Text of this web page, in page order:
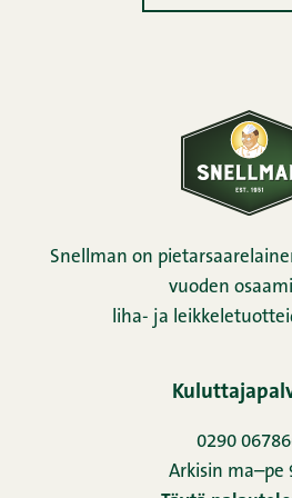
Snellman on
vuoden
liha- ja
0290
Arkisin ma–pe